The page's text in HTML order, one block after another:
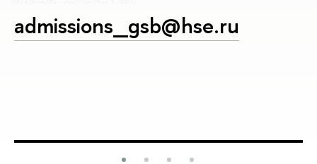
admissions_gsb@hse.ru